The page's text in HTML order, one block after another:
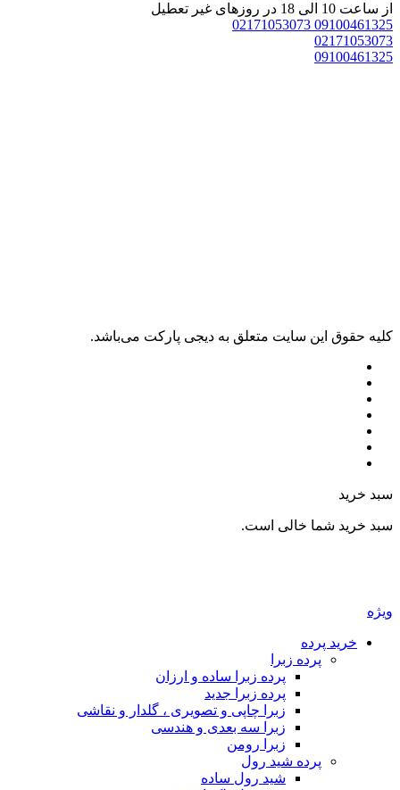
از ساعت 10 الی 18 در روزهای غیر تعطیل
09100461325
02171053073
02171053073
09100461325
کليه حقوق اين سايت متعلق به دیجی پارکت می‌باشد.
سبد خرید
سبد خرید شما خالی است.
ویژه
خرید پرده
پرده زبرا
پرده زبرا ساده و ارزان
پرده زبرا جدید
زبرا چاپی و تصویری ، گلدار و نقاشی
زبرا سه بعدی و هندسی
زبرا رومن
پرده شید رول
شید رول ساده